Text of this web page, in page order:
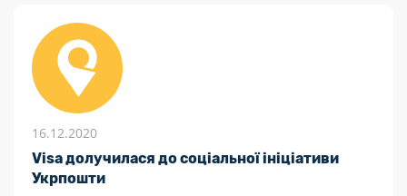
16.12.2020
Visa долучилася до соціальної ініціативи
Укрпошти